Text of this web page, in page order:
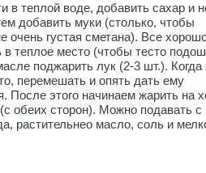
в теплой воде, добавить сахар и
добавить муки (столько, чтобы
очень густая сметана). Все
в теплое место (чтобы тесто
поджарить лук (2-3 шт.). Когда
перемешать и опять дать ему
После этого начинаем жарить на
(с обеих сторон). Можно подавать с
растительнео масло, соль и